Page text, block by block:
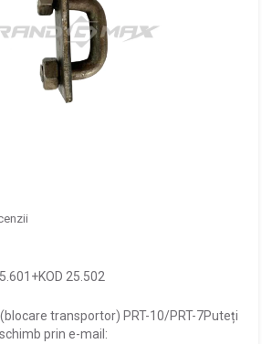
25.502
transportor) PRT-10/PRT-7Puteți
prin e-mail: